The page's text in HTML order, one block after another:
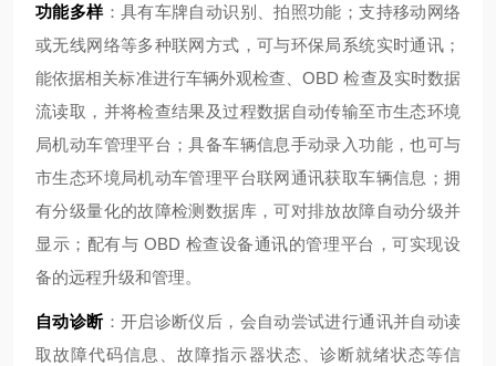
功能多样：具有车牌自动识别、拍照功能；支持移动网络
或无线网络等多种联网方式，可与环保局系统实时通讯；
能依据相关标准进行车辆外观检查、OBD 检查及实时数据
流读取，并将检查结果及过程数据自动传输至市生态环境
局机动车管理平台；具备车辆信息手动录入功能，也可与
市生态环境局机动车管理平台联网通讯获取车辆信息；拥
有分级量化的故障检测数据库，可对排放故障自动分级并
显示；配有与 OBD 检查设备通讯的管理平台，可实现设
备的远程升级和管理。
自动诊断：开启诊断仪后，会自动尝试进行通讯并自动读
取故障代码信息、故障指示器状态、诊断就绪状态等信